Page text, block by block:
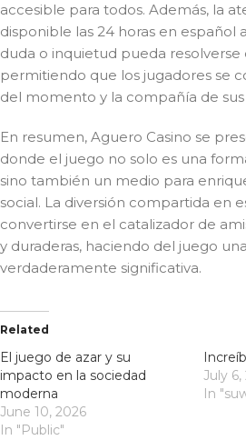
accesible para todos. Además, la
disponible las 24 horas en español
duda o inquietud pueda resolverse
permitiendo que los jugadores se
del momento y la compañía de sus
En resumen, Aguero Casino se
donde el juego no solo es una
sino también un medio para
social. La diversión compartida en
convertirse en el catalizador de
y duraderas, haciendo del juego
verdaderamente significativa.
Related
El juego de azar y su
impacto en la sociedad
moderna
June 10, 2026
In "Public"
July 6,
In